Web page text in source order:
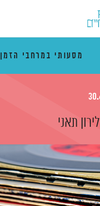
מסעותי במרחבי הזמן
לירון תאני